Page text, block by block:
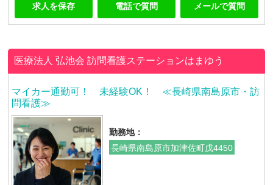
求人を保存 電話で質問 メールで質問
医療法人 弘池会訪問看護ステーションはまゆう
マイカー通勤可！ 未経験OK！ ≪長崎県南島原市・訪
問看護≫
勤務地：
長崎県南島原市加津佐町戊4450